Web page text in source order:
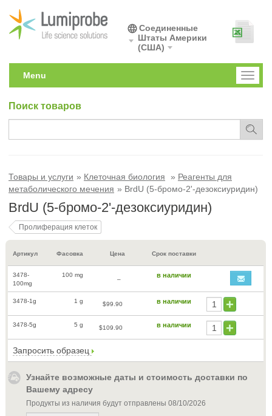
Соединенные
Штаты Америки
(США)
Toggle
Menu
Поиск товаров
Товары и услуги Клеточная биология
Реагенты для
метаболического мечения
BrdU (5-бромо-2'-дезоксиуридин)
BrdU (5-бромо-2'-дезоксиуридин)
Пролиферация клеток
Артикул Фасовка Цена Срок поставки
3478-
100mg
100 mg
–
в наличии
3478-1g 1 g $99.90 в наличии
3478-5g 5 g $109.90 в наличии
Запросить образец
Узнайте возможные даты и стоимость доставки по
Вашему адресу
Продукты из наличия будут отправлены 08/10/2026